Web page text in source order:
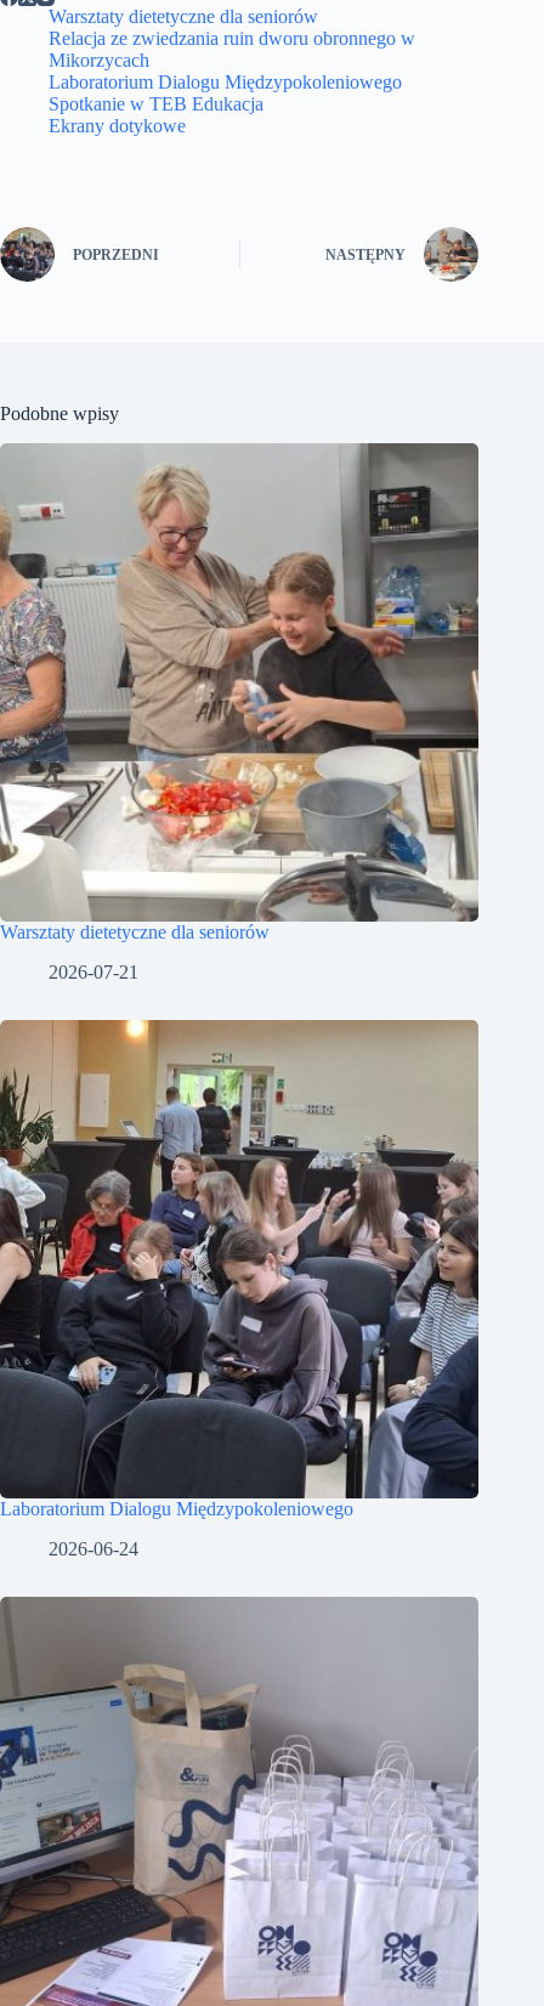
Warsztaty dietetyczne dla seniorów
Relacja ze zwiedzania ruin dworu obronnego w
Mikorzycach
Laboratorium Dialogu Międzypokoleniowego
Spotkanie w TEB Edukacja
Ekrany dotykowe
POPRZEDNI NASTĘPNY
Podobne wpisy
Warsztaty dietetyczne dla seniorów
2026-07-21
Laboratorium Dialogu Międzypokoleniowego
2026-06-24